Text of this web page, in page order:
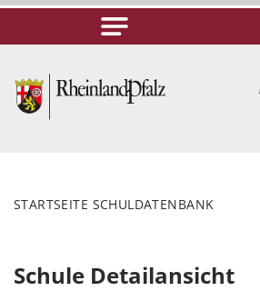
STARTSEITE SCHULDATENBANK
Schule Detailansicht